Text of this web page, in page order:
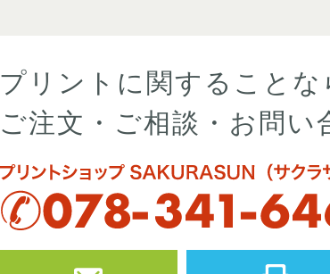
プリントに関することな
ご注文・ご相談・お問い